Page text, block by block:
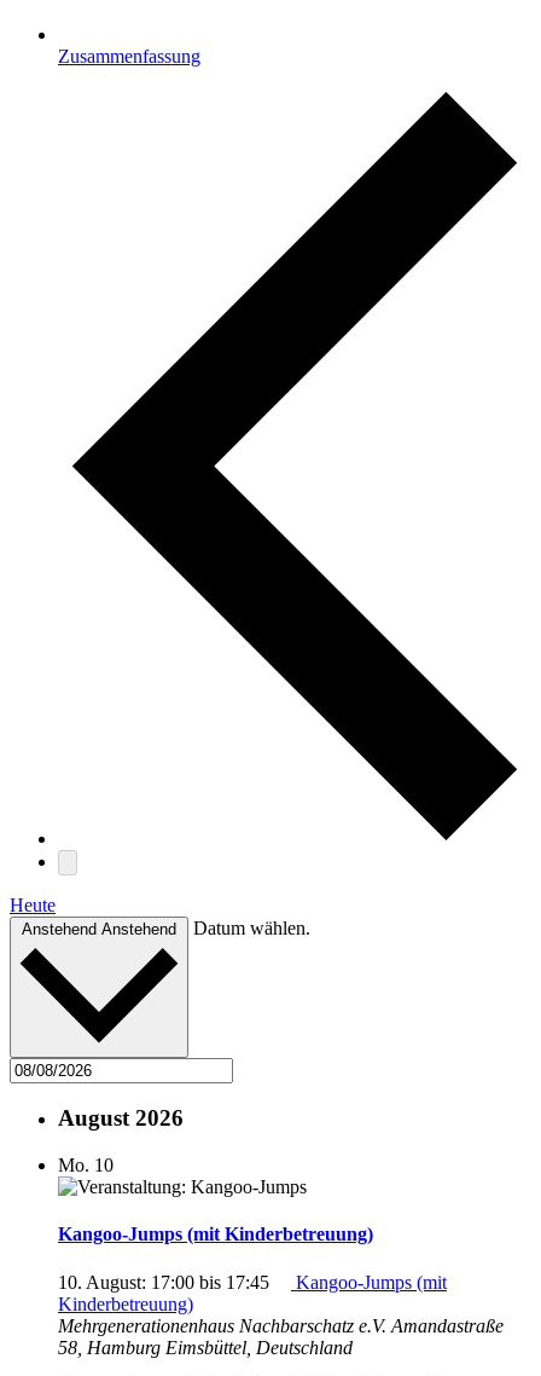
Zusammenfassung
Heute
Anstehend Anstehend Datum wählen.
August 2026
Mo. 10
Kangoo-Jumps (mit Kinderbetreuung)
10. August: 17:00 bis 17:45
Kangoo-Jumps (mit
Kinderbetreuung)
Mehrgenerationenhaus Nachbarschatz e.V. Amandastraße
58, Hamburg Eimsbüttel, Deutschland